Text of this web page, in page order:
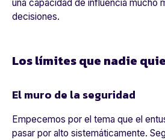
una capacidad de influencia mucho
decisiones.
Los límites que nadie
El muro de la seguridad
Empecemos por el tema que el
pasar por alto sistemáticamente.